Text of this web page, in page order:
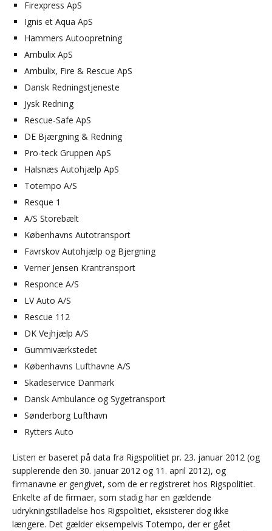
Firexpress ApS
Ignis et Aqua ApS
Hammers Autoopretning
Ambulix ApS
Ambulix, Fire & Rescue ApS
Dansk Redningstjeneste
Jysk Redning
Rescue-Safe ApS
DE Bjærgning & Redning
Pro-teck Gruppen ApS
Halsnæs Autohjælp ApS
Totempo A/S
Resque 1
A/S Storebælt
Københavns Autotransport
Favrskov Autohjælp og Bjergning
Verner Jensen Krantransport
Responce A/S
LV Auto A/S
Rescue 112
DK Vejhjælp A/S
Gummiværkstedet
Københavns Lufthavne A/S
Skadeservice Danmark
Dansk Ambulance og Sygetransport
Sønderborg Lufthavn
Rytters Auto
Listen er baseret på data fra Rigspolitiet pr. 23. januar 2012 (og
supplerende den 30. januar 2012 og 11. april 2012), og
firmanavne er gengivet, som de er registreret hos Rigspolitiet.
Enkelte af de firmaer, som stadig har en gældende
udrykningstilladelse hos Rigspolitiet, eksisterer dog ikke
længere. Det gælder eksempelvis Totempo, der er gået